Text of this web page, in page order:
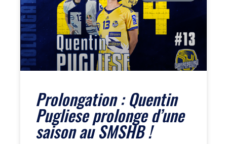
Prolongation : Quentin
Pugliese prolonge d’une
saison au SMSHB !